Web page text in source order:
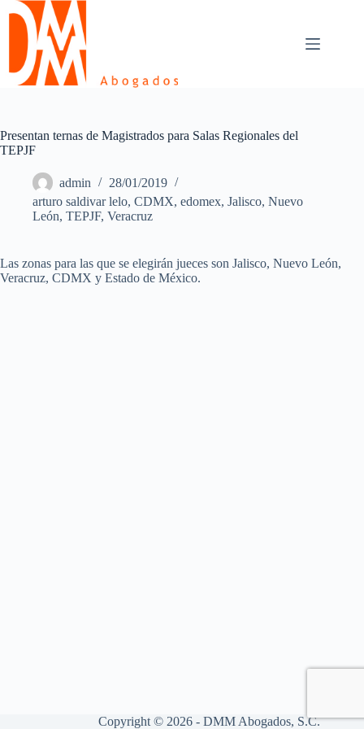
Skip
content
Presentan ternas de Magistrados para Salas Regionales del
TEPJF
admin
28/01/2019
arturo saldivar lelo, CDMX, edomex, Jalisco, Nuevo
León, TEPJF, Veracruz
Las zonas para las que se elegirán jueces son Jalisco, Nuevo León,
Veracruz, CDMX y Estado de México.
Copyright © 2026 - DMM Abogados, S.C.